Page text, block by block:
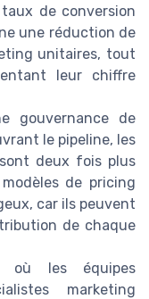
de conversion
une réduction de
unitaires, tout
leur chiffre
gouvernance de
le pipeline, les
deux fois plus
de pricing
car ils peuvent
de chaque
où les équipes
marketing